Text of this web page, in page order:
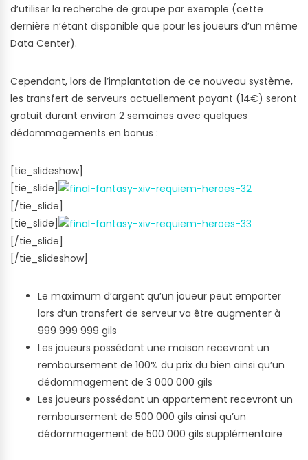
d’utiliser la recherche de groupe par exemple (cette
dernière n’étant disponible que pour les joueurs d’un même
Data Center).
Cependant, lors de l’implantation de ce nouveau système,
les transfert de serveurs actuellement payant (14€) seront
gratuit durant environ 2 semaines avec quelques
dédommagements en bonus :
[tie_slideshow]
[tie_slide]
[/tie_slide]
[tie_slide]
[/tie_slide]
[/tie_slideshow]
Le maximum d’argent qu’un joueur peut emporter
lors d’un transfert de serveur va être augmenter à
999 999 999 gils
Les joueurs possédant une maison recevront un
remboursement de 100% du prix du bien ainsi qu’un
dédommagement de 3 000 000 gils
Les joueurs possédant un appartement recevront un
remboursement de 500 000 gils ainsi qu’un
dédommagement de 500 000 gils supplémentaire